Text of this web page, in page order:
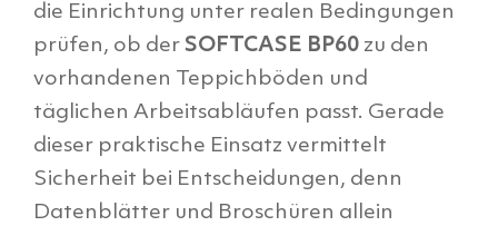
die Einrichtung unter realen Bedingungen
prüfen, ob der SOFTCASE BP60 zu den
vorhandenen Teppichböden und
täglichen Arbeitsabläufen passt. Gerade
dieser praktische Einsatz vermittelt
Sicherheit bei Entscheidungen, denn
Datenblätter und Broschüren allein